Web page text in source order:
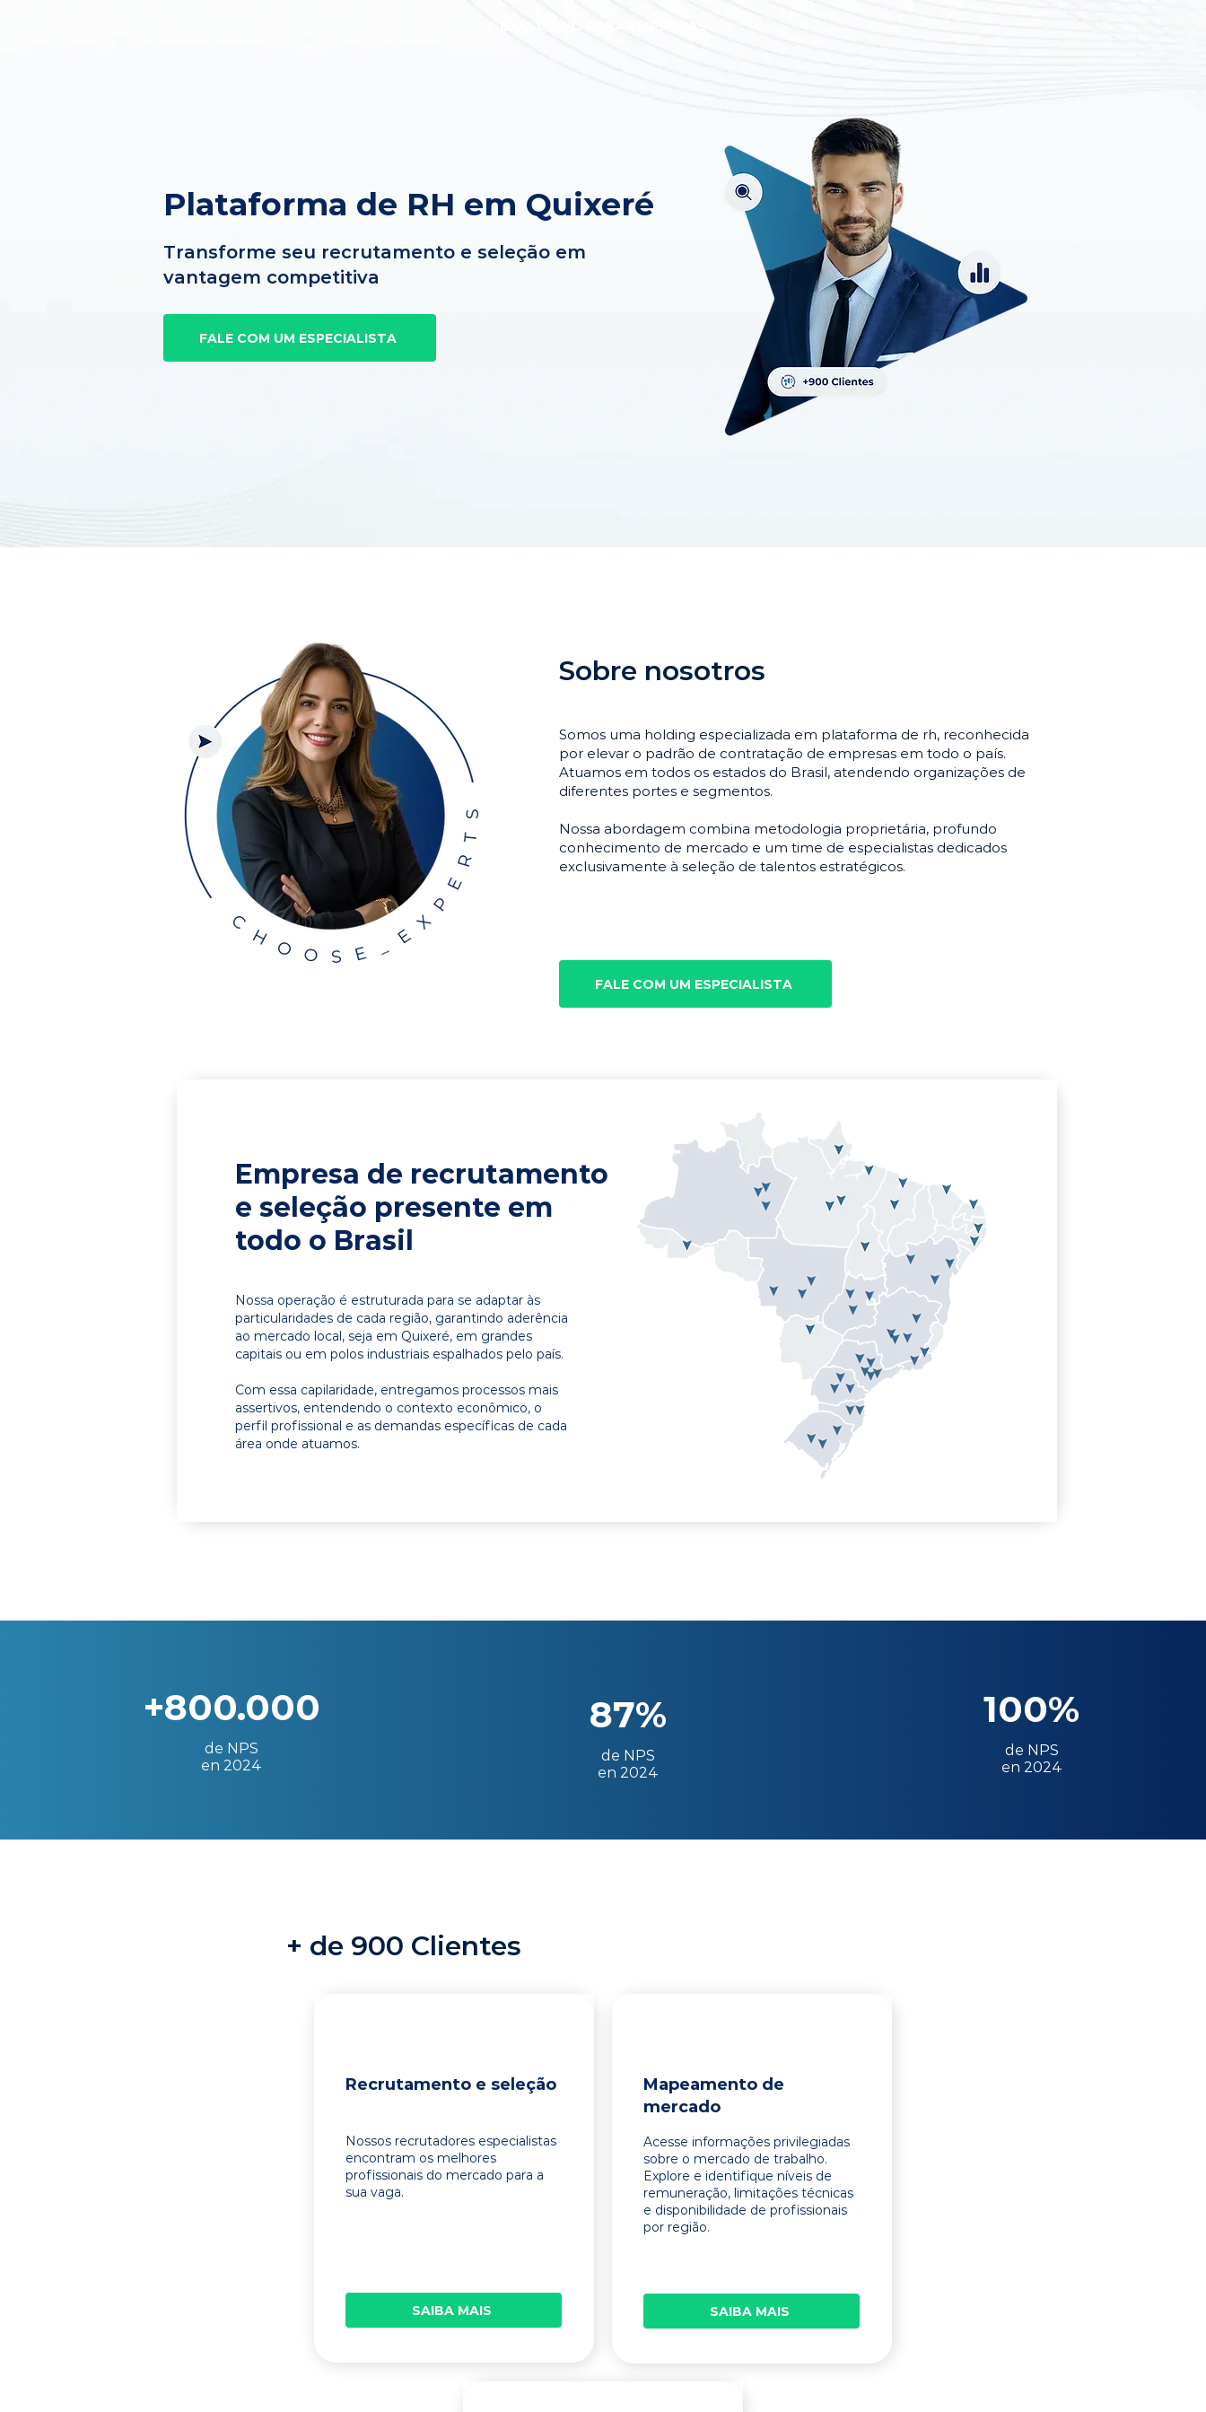
Plataforma de RH em Quixeré
Transforme seu recrutamento e seleção em
vantagem competitiva
FALE COM UM ESPECIALISTA
Sobre nosotros
Somos uma holding especializada em plataforma de rh, reconhecida
por elevar o padrão de contratação de empresas em todo o país.
Atuamos em todos os estados do Brasil, atendendo organizações de
diferentes portes e segmentos.
Nossa abordagem combina metodologia proprietária, profundo
conhecimento de mercado e um time de especialistas dedicados
exclusivamente à seleção de talentos estratégicos.
FALE COM UM ESPECIALISTA
Empresa de recrutamento
e seleção presente em
todo o Brasil
Nossa operação é estruturada para se adaptar às
particularidades de cada região, garantindo aderência
ao mercado local, seja em Quixeré, em grandes
capitais ou em polos industriais espalhados pelo país.
Com essa capilaridade, entregamos processos mais
assertivos, entendendo o contexto econômico, o
perfil profissional e as demandas específicas de cada
área onde atuamos.
+800.000
de NPS
en 2024
87%
de NPS
en 2024
100%
de NPS
en 2024
+ de 900 Clientes
Recrutamento e seleção
Nossos recrutadores especialistas
encontram os melhores
profissionais do mercado para a
sua vaga.
SAIBA MAIS
Mapeamento de
mercado
Acesse informações privilegiadas
sobre o mercado de trabalho.
Explore e identifique níveis de
remuneração, limitações técnicas
e disponibilidade de profissionais
por região.
SAIBA MAIS